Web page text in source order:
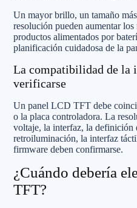
Un mayor brillo, un tamaño
resolución pueden aumentar
productos alimentados por
planificación cuidadosa de la
La compatibilidad de la
verificarse
Un panel LCD TFT debe
o la placa controladora. La
voltaje, la interfaz, la definición
retroiluminación, la interfaz
firmware deben confirmarse.
¿Cuándo debería
TFT?